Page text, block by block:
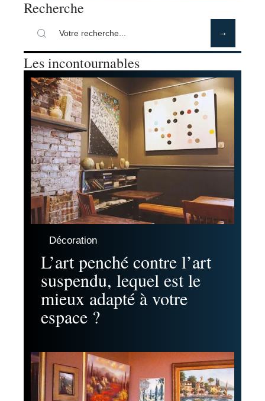
Recherche
Les incontournables
Décoration
L’art penché contre l’art
suspendu, lequel est le
mieux adapté à votre
espace ?